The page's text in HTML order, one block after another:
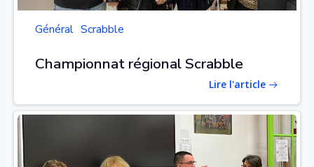
Général Scrabble
Championnat régional Scrabble
Lire l'article